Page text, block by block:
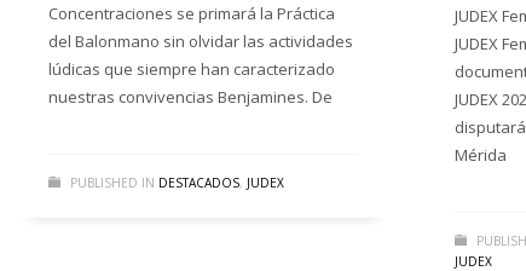
Concentraciones se primará la Práctica
del Balonmano sin olvidar las actividades
lúdicas que siempre han caracterizado
nuestras convivencias Benjamines. De
PUBLISHED IN DESTACADOS, JUDEX
JUDEX
JUDEX
JUDEX
Mérida
JUDEX